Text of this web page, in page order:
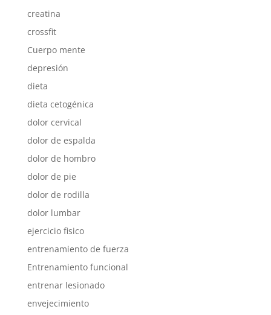
creatina
crossfit
Cuerpo mente
depresión
dieta
dieta cetogénica
dolor cervical
dolor de espalda
dolor de hombro
dolor de pie
dolor de rodilla
dolor lumbar
ejercicio fisico
entrenamiento de fuerza
Entrenamiento funcional
entrenar lesionado
envejecimiento